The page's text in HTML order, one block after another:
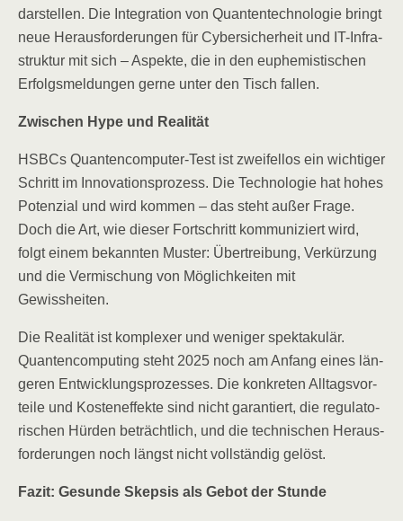
dar­stel­len. Die Inte­gra­ti­on von Quan­ten­tech­no­lo­gie bringt
neue Her­aus­for­de­run­gen für Cyber­si­cher­heit und IT-Infra­
struk­tur mit sich – Aspek­te, die in den euphe­mis­ti­schen
Erfolgs­mel­dun­gen ger­ne unter den Tisch fallen.
Zwi­schen Hype und Realität
HSBCs Quan­ten­com­pu­ter-Test ist zwei­fel­los ein wich­ti­ger
Schritt im Inno­va­ti­ons­pro­zess. Die Tech­no­lo­gie hat hohes
Poten­zi­al und wird kom­men – das steht außer Fra­ge.
Doch die Art, wie die­ser Fort­schritt kom­mu­ni­ziert wird,
folgt einem bekann­ten Mus­ter: Über­trei­bung, Ver­kür­zung
und die Ver­mi­schung von Mög­lich­kei­ten mit
Gewissheiten.
Die Rea­li­tät ist kom­ple­xer und weni­ger spek­ta­ku­lär.
Quan­ten­com­pu­ting steht 2025 noch am Anfang eines län­
ge­ren Ent­wick­lungs­pro­zes­ses. Die kon­kre­ten All­tags­vor­
tei­le und Kos­ten­ef­fek­te sind nicht garan­tiert, die regu­la­to­
ri­schen Hür­den beträcht­lich, und die tech­ni­schen Her­aus­
for­de­run­gen noch längst nicht voll­stän­dig gelöst.
Fazit: Gesun­de Skep­sis als Gebot der Stunde